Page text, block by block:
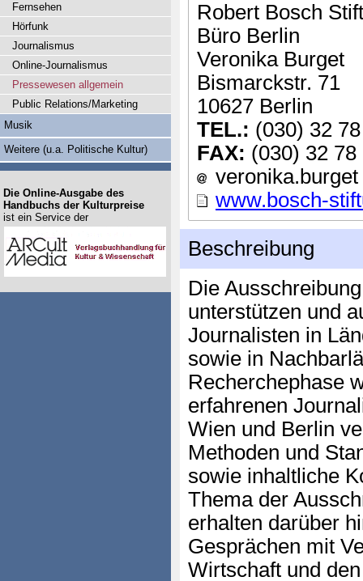
Robert Bosch
Büro Berlin
Veronika Burget
Bismarckstr. 71
10627 Berlin
TEL.: (030) 32
FAX: (030) 32 78
www.bosch-
Beschreibung
Die
unterstützen und
Journalisten in
sowie in
Recherchephase
erfahrenen
Wien und Berlin
Methoden und
sowie inhaltliche
Thema der
erhalten darüber
Gesprächen mit
Wirtschaft und
Fernsehen
Hörfunk
Journalismus
Online-Journalismus
Pressewesen allgemein
Public Relations/Marketing
Musik
Weitere (u.a. Politische Kultur)
Die Online-Ausgabe des
Handbuchs der Kulturpreise
ist ein Service der